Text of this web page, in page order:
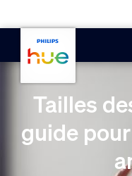
Tailles
guide